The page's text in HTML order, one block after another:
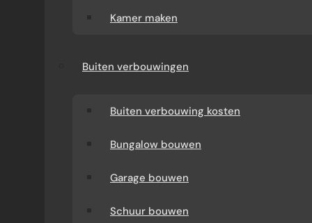
Kamer maken
Buiten verbouwingen
Buiten verbouwing kosten
Bungalow bouwen
Garage bouwen
Schuur bouwen